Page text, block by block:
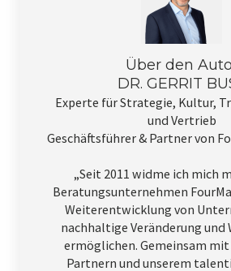
Über den
DR. GERRIT
Experte für Strategie, Kultur,
und Vertrieb
Geschäftsführer & Partner von
„Seit 2011 widme ich mich
Beratungsunternehmen
Weiterentwicklung von
nachhaltige Veränderung und
ermöglichen. Gemeinsam mit
Partnern und unserem